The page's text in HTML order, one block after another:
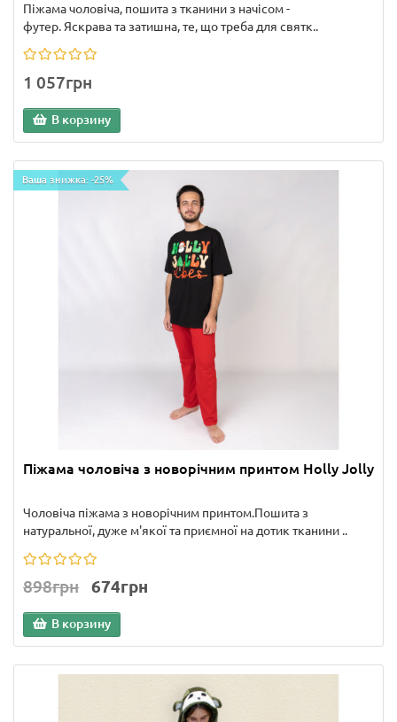
Піжама чоловіча, пошита з тканини з начісом -
футер. Яскрава та затишна, те, що треба для святк..
1 057грн
В корзину
Ваша знижка: -25%
Піжама чоловіча з новорічним принтом Holly Jolly
Чоловіча піжама з новорічним принтом.Пошита з
натуральної, дуже м'якої та приємної на дотик тканини ..
898грн 674грн
В корзину